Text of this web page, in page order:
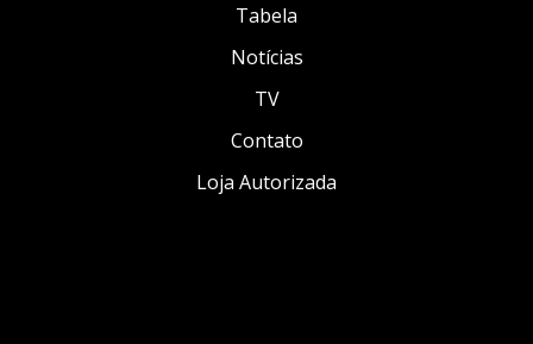
Tabela
Notícias
TV
Contato
Loja Autorizada